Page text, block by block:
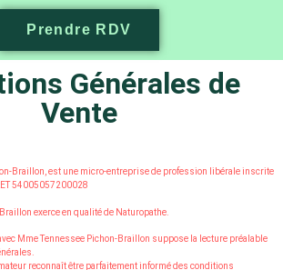
Prendre RDV
Générales de
Vente
Braillon, est une micro-entreprise de profession libérale inscrite
54005057200028
exerce en qualité de Naturopathe.
Mme Tennessee Pichon-Braillon suppose la lecture préalable
reconnaît être parfaitement informé des conditions